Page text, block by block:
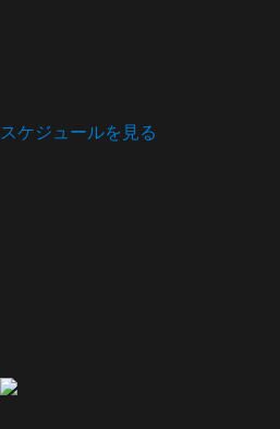
スケジュールを見る